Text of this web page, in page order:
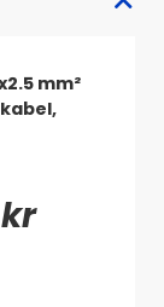
det er
med
mm²